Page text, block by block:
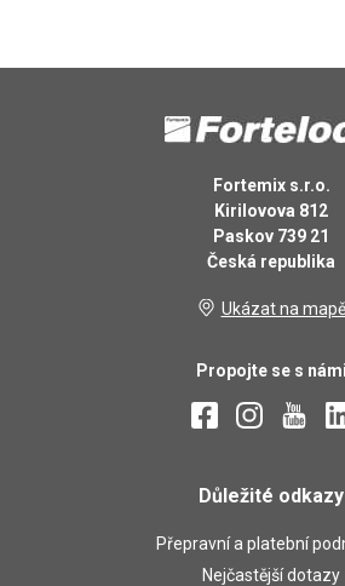
Fortemix s.r.o.
Kirilovova 812
Paskov 739 21
Česká republika
Ukázat na mapě
Propojte se s námi
Důležité odkazy
Přepravní a platební
Nejčastější dotazy